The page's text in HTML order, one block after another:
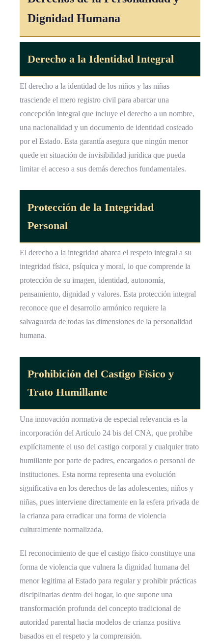
Dignidad Humana
Derecho a la Identidad Integral
El derecho a la identidad de los niños y las niñas
trasciende el mero registro civil para abarcar una
concepción integral que incluye el derecho a un nombre,
una nacionalidad y un documento de identidad costeado
por el Estado. Esta garantía asegura que ningún menor
quede en situación de invisibilidad jurídica que pueda
limitar el acceso a sus demás derechos fundamentales.
Protección de la Integridad
Personal
El derecho a la integridad abarca el respeto integral a su
integridad física, psíquica y moral, lo que comprende la
protección de su imagen, identidad, autonomía,
pensamiento, dignidad y valores. Esta protección integral
reconoce que el desarrollo armónico requiere la
salvaguarda de todas las dimensiones de la personalidad
humana.
Prohibición del Castigo Físico y
Trato Humillante
Una innovación normativa de especial relevancia es la
incorporación del Artículo 24 bis del CNA, que prohíbe
explícitamente el uso del castigo corporal y cualquier trato
humillante por parte de padres, encargados o personal de
instituciones. Esta norma representa una evolución
significativa en los derechos de las adolescentes, niños y
niñas, pues interviene directamente en la esfera privada de
la crianza para erradicar una forma de violencia
culturalmente normalizada.
El reconocimiento de que el castigo físico constituye una
forma de violencia que vulnera la dignidad humana del
menor legitima al Estado para regular y prohibir prácticas
disciplinarias dentro del hogar, lo que supone una
transformación profunda del concepto tradicional de
autoridad parental hacia modelos de crianza positiva
basados en el respeto y la comprensión.